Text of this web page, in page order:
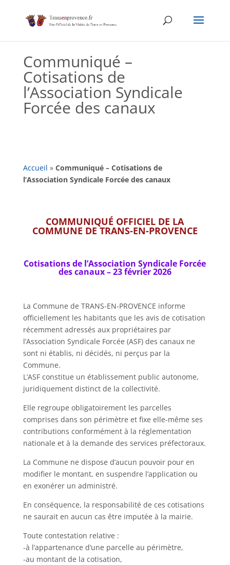
content
Communiqué –
Cotisations de
l’Association Syndicale
Forcée des canaux
Accueil » Communiqué – Cotisations de
l’Association Syndicale Forcée des canaux
COMMUNIQUÉ OFFICIEL DE LA
COMMUNE DE TRANS-EN-PROVENCE
Cotisations de l’Association Syndicale Forcée
des canaux – 23 février 2026
La Commune de TRANS-EN-PROVENCE informe
officiellement les habitants que les avis de cotisation
récemment adressés aux propriétaires par
l’Association Syndicale Forcée (ASF) des canaux ne
sont ni établis, ni décidés, ni perçus par la
Commune.
L’ASF constitue un établissement public autonome,
juridiquement distinct de la collectivité.
Elle regroupe obligatoirement les parcelles
comprises dans son périmètre et fixe elle-même ses
contributions conformément à la réglementation
nationale et à la demande des services préfectoraux.
La Commune ne dispose d’aucun pouvoir pour en
modifier le montant, en suspendre l’application ou
en exonérer un administré.
En conséquence, la responsabilité de ces cotisations
ne saurait en aucun cas être imputée à la mairie.
Toute contestation relative :
-à l’appartenance d’une parcelle au périmètre,
-au montant de la cotisation,